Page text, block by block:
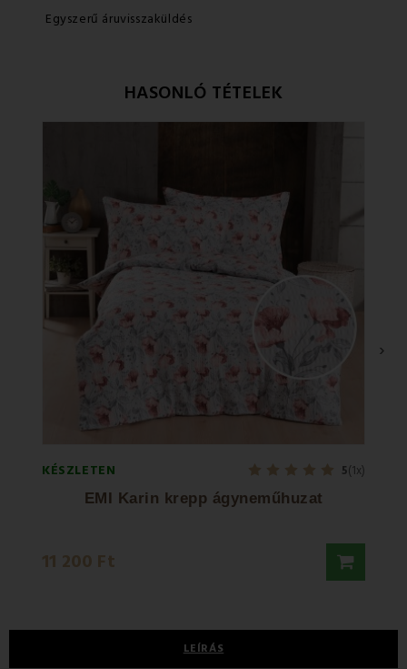
Egyszerű áruvisszaküldés
HASONLÓ TÉTELEK
KÉSZLETEN 5(1x)
EMI Karin krepp ágyneműhuzat
11 200 Ft
›
LEÍRÁS